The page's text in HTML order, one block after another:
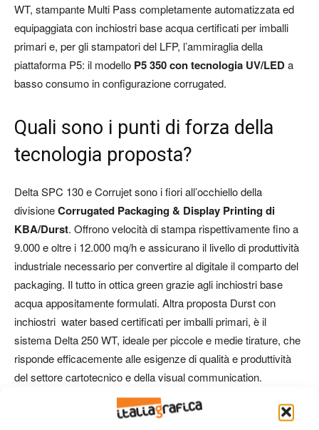
WT, stampante Multi Pass completamente automatizzata ed
equipaggiata con inchiostri base acqua certificati per imballi
primari e, per gli stampatori del LFP, l’ammiraglia della
piattaforma P5: il modello P5 350 con tecnologia UV/LEDa
basso consumo in configurazione corrugated.
Quali sono i punti di forza della
tecnologia proposta?
Delta SPC 130 e Corrujet sono i fiori all’occhiello della
divisioneCorrugated Packaging & Display Printing di
KBA/Durst. Offrono velocità di stampa rispettivamente fino a
9.000 e oltre i 12.000 mq/h e assicurano il livello di produttività
industriale necessario per convertire al digitale il comparto del
packaging. Il tutto in ottica green grazie agli inchiostri base
acqua appositamente formulati. Altra proposta Durst con
inchiostri water based certificati per imballi primari, è il
sistema Delta 250 WT, ideale per piccole e medie tirature, che
risponde efficacemente alle esigenze di qualità e produttività
del settore cartotecnico e della visual communication.
Quali prospettive per l’edizione di